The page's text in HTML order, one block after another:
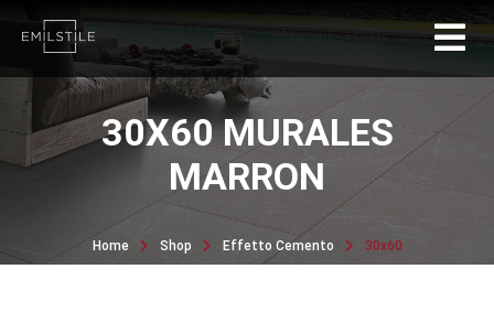
30X60 MURALES
MARRON
Home Shop Effetto Cemento 30x60